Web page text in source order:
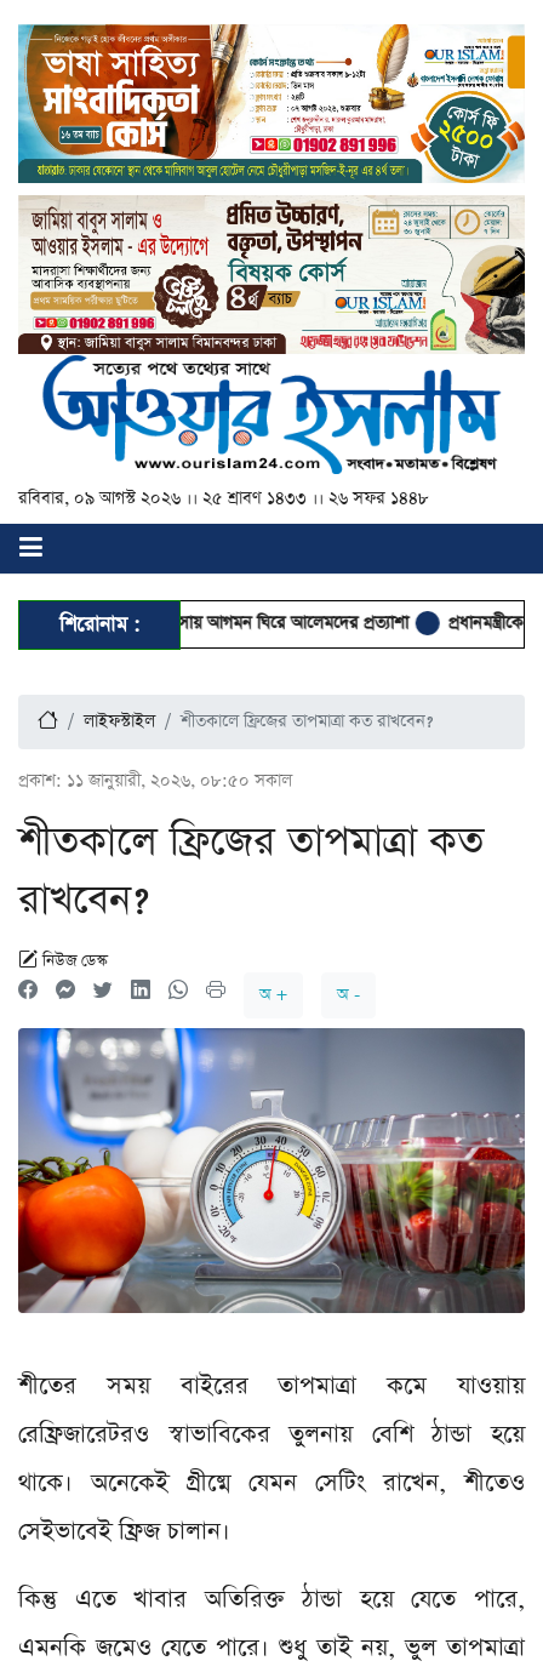
রবিবার, ০৯ আগস্ট ২০২৬ ।। ২৫ শ্রাবণ ১৪৩৩ ।। ২৬ সফর ১৪৪৮
শিরোনাম :
হাটহাজারী মাদরাসায় আগমন ঘিরে আলেমদের প্রত্যাশা প্রধানমন্ত্রীকে বরণে
লাইফস্টাইল শীতকালে ফ্রিজের তাপমাত্রা কত রাখবেন?
প্রকাশ: ১১ জানুয়ারী, ২০২৬, ০৮:৫০ সকাল
শীতকালে ফ্রিজের তাপমাত্রা কত
রাখবেন?
নিউজ ডেস্ক
অ +
অ -
শীতের সময় বাইরের তাপমাত্রা কমে যাওয়ায়
রেফ্রিজারেটরও স্বাভাবিকের তুলনায় বেশি ঠান্ডা হয়ে
থাকে। অনেকেই গ্রীষ্মে যেমন সেটিং রাখেন, শীতেও
সেইভাবেই ফ্রিজ চালান।
কিন্তু এতে খাবার অতিরিক্ত ঠান্ডা হয়ে যেতে পারে,
এমনকি জমেও যেতে পারে। শুধু তাই নয়, ভুল তাপমাত্রা